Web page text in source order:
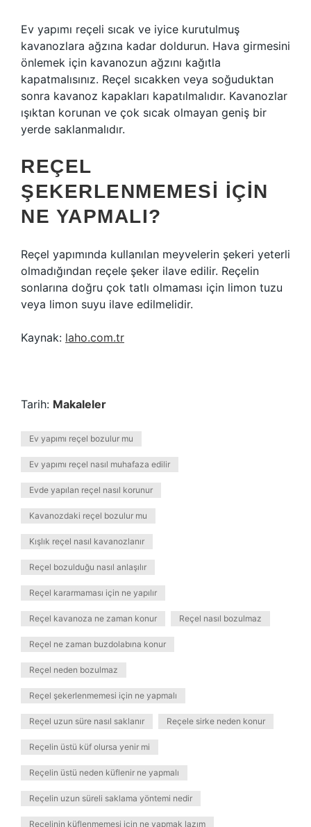
Ev yapımı reçeli sıcak ve iyice kurutulmuş
kavanozlara ağzına kadar doldurun. Hava girmesini
önlemek için kavanozun ağzını kağıtla
kapatmalısınız. Reçel sıcakken veya soğuduktan
sonra kavanoz kapakları kapatılmalıdır. Kavanozlar
ışıktan korunan ve çok sıcak olmayan geniş bir
yerde saklanmalıdır.
REÇEL
ŞEKERLENMEMESI IÇIN
NE YAPMALI?
Reçel yapımında kullanılan meyvelerin şekeri yeterli
olmadığından reçele şeker ilave edilir. Reçelin
sonlarına doğru çok tatlı olmaması için limon tuzu
veya limon suyu ilave edilmelidir.
Kaynak: laho.com.tr
Tarih: Makaleler
Ev yapımı reçel bozulur mu
Ev yapımı reçel nasıl muhafaza edilir
Evde yapılan reçel nasıl korunur
Kavanozdaki reçel bozulur mu
Kışlık reçel nasıl kavanozlanır
Reçel bozulduğu nasıl anlaşılır
Reçel kararmaması için ne yapılır
Reçel kavanoza ne zaman konur Reçel nasıl bozulmaz
Reçel ne zaman buzdolabına konur
Reçel neden bozulmaz
Reçel şekerlenmemesi için ne yapmalı
Reçel uzun süre nasıl saklanır Reçele sirke neden konur
Reçelin üstü küf olursa yenir mi
Reçelin üstü neden küflenir ne yapmalı
Reçelin uzun süreli saklama yöntemi nedir
Reçelinin küflenmemesi için ne yapmak lazım